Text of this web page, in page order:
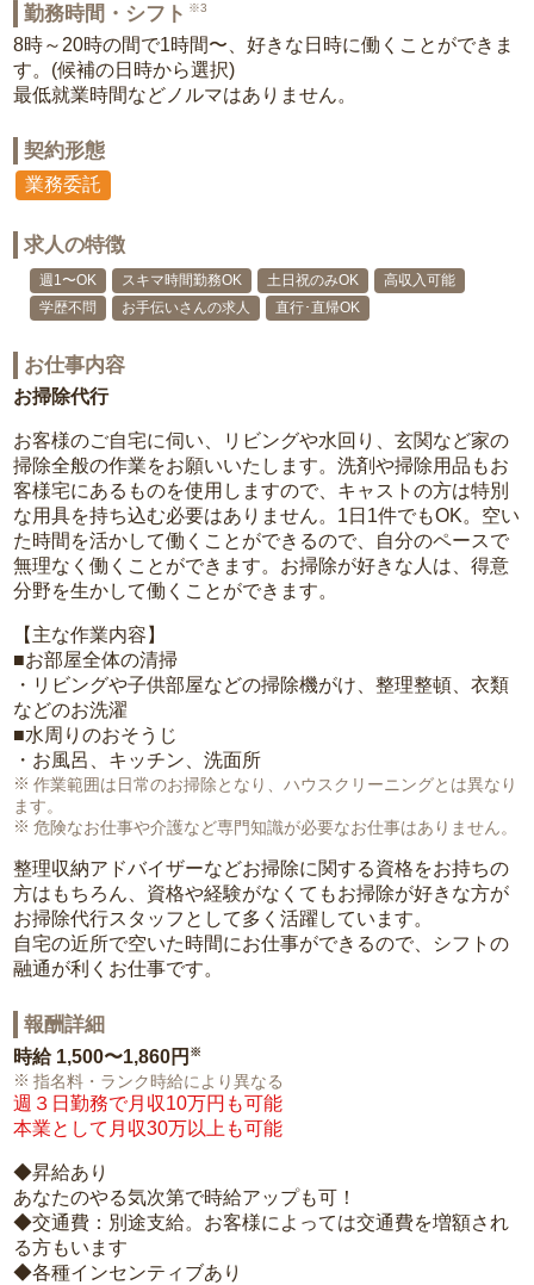
勤務時間・シフト ※3
8時～20時の間で1時間〜、好きな日時に働くことができま
す。(候補の日時から選択)
最低就業時間などノルマはありません。
契約形態
業務委託
求人の特徴
週1〜OK スキマ時間勤務OK 土日祝のみOK
高収入可能
学歴不問
お手伝いさんの求人 直行･直帰OK
お仕事内容
お掃除代行
お客様のご自宅に伺い、リビングや水回り、玄関など家の
掃除全般の作業をお願いいたします。洗剤や掃除用品もお
客様宅にあるものを使用しますので、キャストの方は特別
な用具を持ち込む必要はありません。1日1件でもOK。空い
た時間を活かして働くことができるので、自分のペースで
無理なく働くことができます。お掃除が好きな人は、得意
分野を生かして働くことができます。
【主な作業内容】
■お部屋全体の清掃
・リビングや子供部屋などの掃除機がけ、整理整頓、衣類
などのお洗濯
■水周りのおそうじ
・お風呂、キッチン、洗面所
作業範囲は日常のお掃除となり、ハウスクリーニングとは異なり
ます。
危険なお仕事や介護など専門知識が必要なお仕事はありません。
整理収納アドバイザーなどお掃除に関する資格をお持ちの
方はもちろん、資格や経験がなくてもお掃除が好きな方が
お掃除代行スタッフとして多く活躍しています。
自宅の近所で空いた時間にお仕事ができるので、シフトの
融通が利くお仕事です。
報酬詳細
時給 1,500〜1,860円 ※
指名料・ランク時給により異なる
週３日勤務で月収10万円も可能
本業として月収30万以上も可能
◆昇給あり
あなたのやる気次第で時給アップも可！
◆交通費：別途支給。お客様によっては交通費を増額され
る方もいます
◆各種インセンティブあり